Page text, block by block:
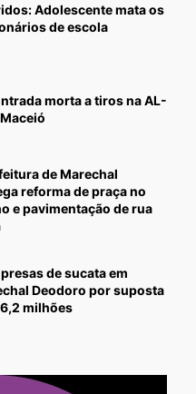
Adolescente mata os
de escola
morta a tiros na AL-
de Marechal
reforma de praça no
e pavimentação de rua
de sucata em
Deodoro por suposta
milhões